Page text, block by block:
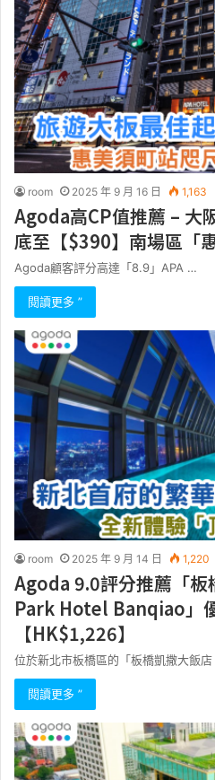
room 2025 年 9 月 16 日 1,163
Agoda高CP值推薦 – 大
底至【$390】南場區「
Agoda顧客評分高達「8.9」APA …
閱讀更多 ”
room 2025 年 9 月 14 日 1,220
Agoda 9.0評分推薦「板
Park Hotel Banqiao」
【HK$1,226】
位於新北市板橋區的「板橋凱撒大飯
閱讀更多 ”